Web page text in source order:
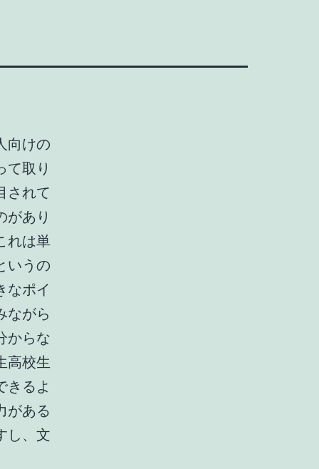
向けの
て取り
されて
があり
れは単
いうの
なポイ
ながら
からな
高校生
きるよ
がある
し、文